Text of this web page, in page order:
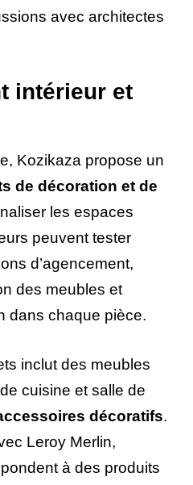
avec architectes
intérieur et
Kozikaza propose un
de décoration et de
les espaces
peuvent tester
d’agencement,
des meubles et
dans chaque pièce.
inclut des meubles
cuisine et salle de
décoratifs.
Leroy Merlin,
à des produits